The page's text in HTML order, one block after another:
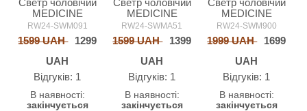
Светр чоловічий
MEDICINE
RW24-SWM091
1599 UAH
1299
UAH
Відгуків: 1
В наявності:
закінчується
Светр чоловічий
MEDICINE
RW24-SWMA51
1599 UAH
1399
UAH
Відгуків: 1
В наявності:
закінчується
Светр чоловічий
MEDICINE
RW24-SWM900
1999 UAH
1699
UAH
Відгуків: 1
В наявності:
закінчується